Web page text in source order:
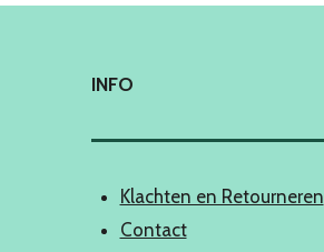
INFO
Klachten en Retourneren
Contact